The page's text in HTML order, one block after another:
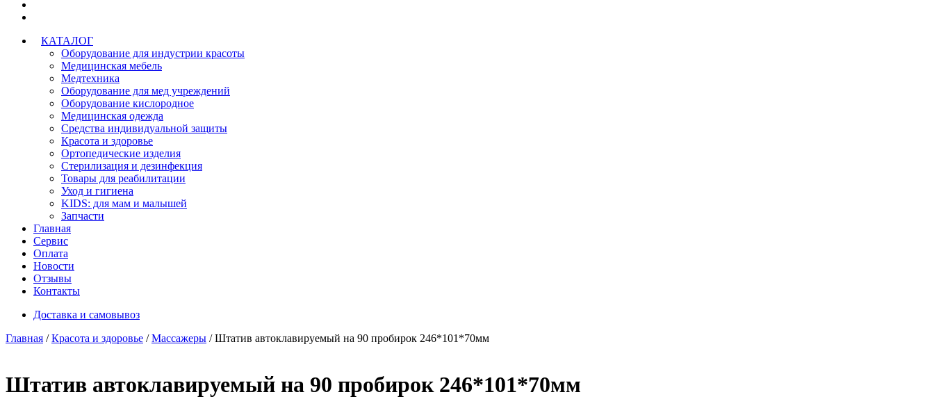
КАТАЛОГ
Оборудование для индустрии красоты
Медицинская мебель
Медтехника
Оборудование для мед учреждений
Оборудование кислородное
Медицинская одежда
Средства индивидуальной защиты
Красота и здоровье
Ортопедические изделия
Стерилизация и дезинфекция
Товары для реабилитации
Уход и гигиена
KIDS: для мам и малышей
Запчасти
Главная
Сервис
Оплата
Новости
Отзывы
Контакты
Доставка и самовывоз
Главная /Красота и здоровье /Массажеры / Штатив автоклавируемый на 90 пробирок 246*101*70мм
Штатив автоклавируемый на 90 пробирок 246*101*70мм